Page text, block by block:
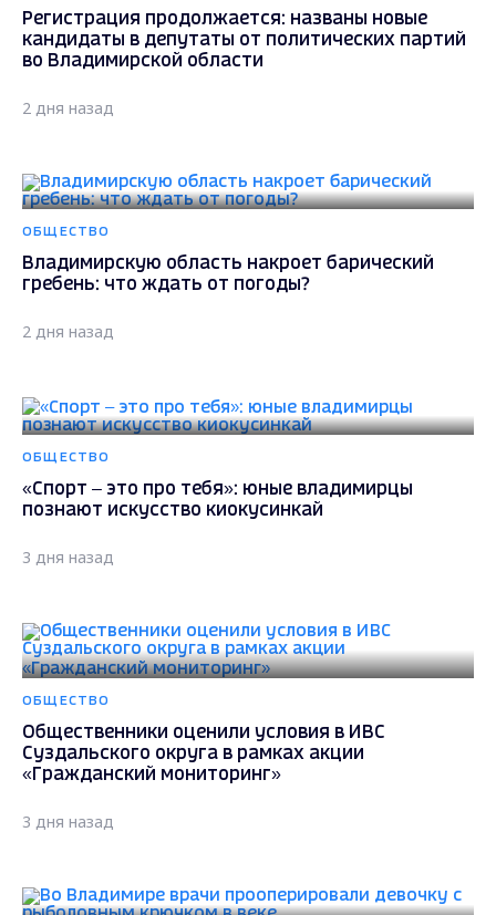
Регистрация продолжается: названы новые
кандидаты в депутаты от политических партий
во Владимирской области
2 дня назад
ОБЩЕСТВО
Владимирскую область накроет барический
гребень: что ждать от погоды?
2 дня назад
ОБЩЕСТВО
«Спорт – это про тебя»: юные владимирцы
познают искусство киокусинкай
3 дня назад
ОБЩЕСТВО
Общественники оценили условия в ИВС
Суздальского округа в рамках акции
«Гражданский мониторинг»
3 дня назад